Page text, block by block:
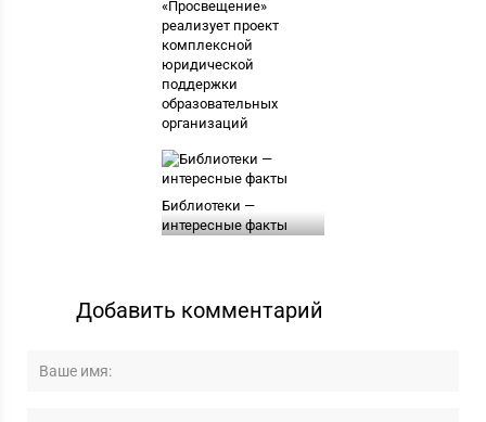
«Просвещение»
реализует проект
комплексной
юридической
поддержки
образовательных
организаций
Библиотеки —
интересные факты
Добавить комментарий